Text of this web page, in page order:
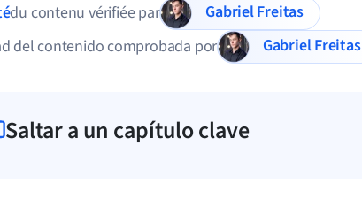
du contenu vérifiée par
Gabriel Freitas
del contenido comprobada por
Gabriel Freitas
Saltar a un capítulo clave